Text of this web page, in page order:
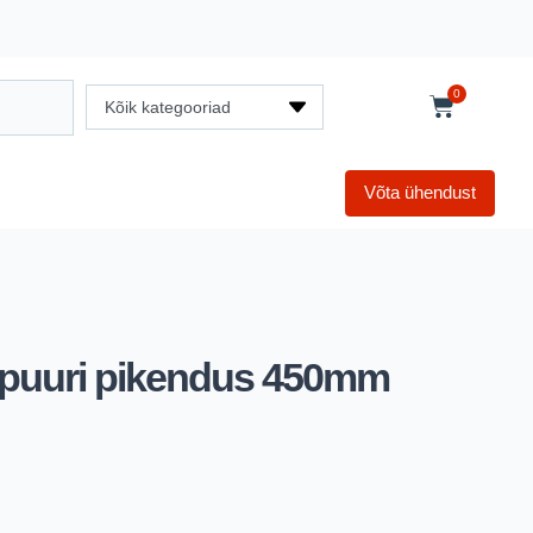
Kõik kategooriad
0
Võta ühendust
pikendus 450mm